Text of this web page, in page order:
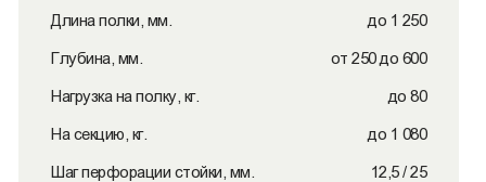
Длина полки, мм. до 1 250
Глубина, мм. от 250 до 600
Нагрузка на полку, кг. до 80
На секцию, кг. до 1 080
Шаг перфорации стойки, мм. 12,5 / 25